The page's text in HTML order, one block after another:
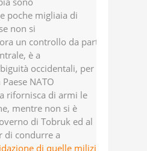
poche migliaia di
non si
un controllo da parte
è a
occidentali, per cui
NATO
rifornisca di armi le
mentre non si è
di Tobruk ed al
di condurre a
di quelle milizie